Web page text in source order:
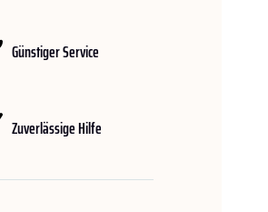
Günstiger Service
Zuverlässige Hilfe